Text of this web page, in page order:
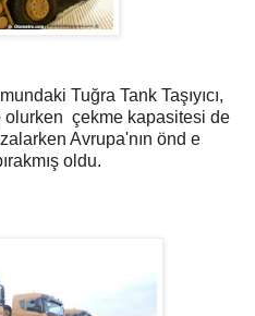
Tuğra Tank Taşıyıcı,
olurken çekme kapasitesi de
Avrupa'nın önd e
oldu.